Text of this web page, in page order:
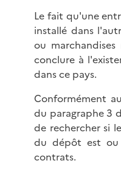
Le fait qu'une
installé dans
ou
conclure à
dans ce pays.
Conformément
du paragraphe 3
de rechercher si
du dépôt est
contrats.